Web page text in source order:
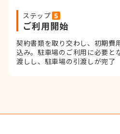
ステップ
ご利用開始
契約書類を取り交わし、初期費
込み。駐車場のご利用に必要と
渡しし、駐車場の引渡しが完了